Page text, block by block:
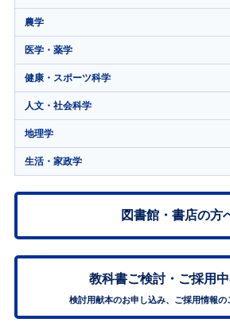
農学
医学・薬学
健康・スポーツ科学
人文・社会科学
地理学
生活・家政学
図書館・書店の方
教科書ご検討・ ご採用
検討用献本のお申し込み、ご採用情報の